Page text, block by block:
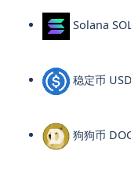
Solana
稳定币
狗狗币